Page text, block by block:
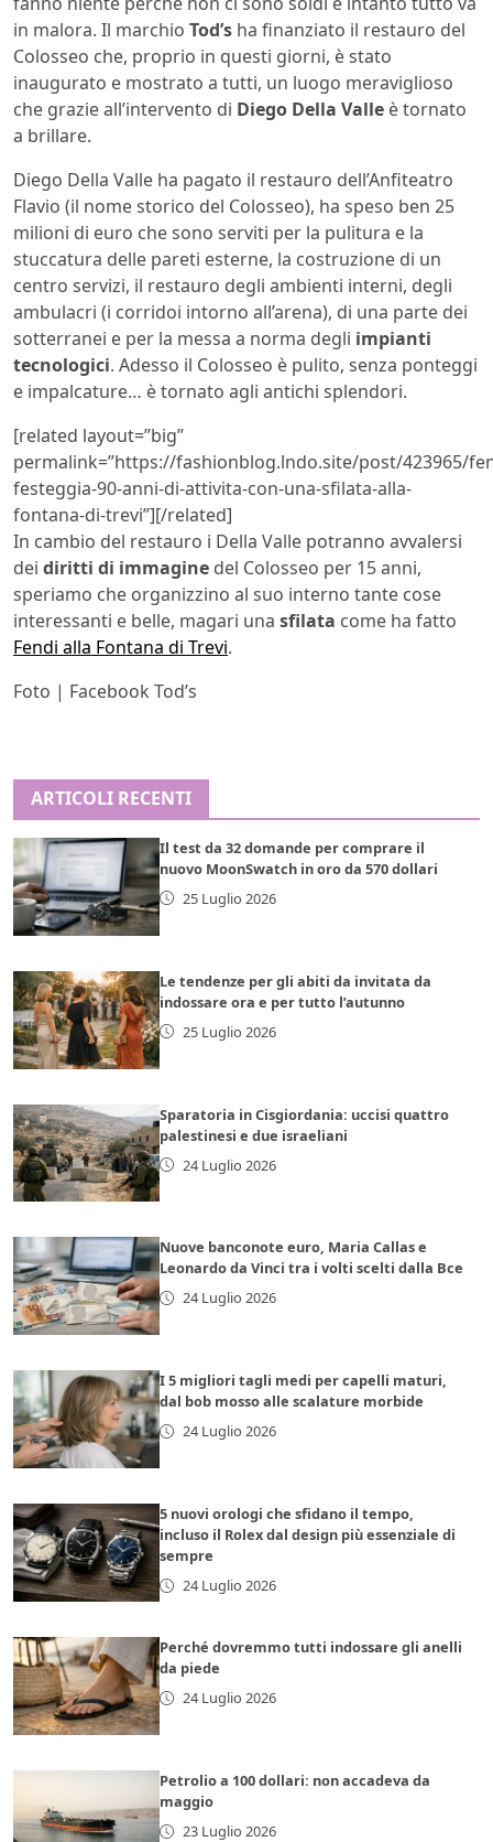
in malora. Il marchio Tod’s ha finanziato il restauro del
Colosseo che, proprio in questi giorni, è stato
inaugurato e mostrato a tutti, un luogo meraviglioso
che grazie all’intervento di Diego Della Valle è tornato
a brillare.
Diego Della Valle ha pagato il restauro dell’Anfiteatro
Flavio (il nome storico del Colosseo), ha speso ben 25
milioni di euro che sono serviti per la pulitura e la
stuccatura delle pareti esterne, la costruzione di un
centro servizi, il restauro degli ambienti interni, degli
ambulacri (i corridoi intorno all’arena), di una parte dei
sotterranei e per la messa a norma degli impianti
tecnologici. Adesso il Colosseo è pulito, senza ponteggi
e impalcature… è tornato agli antichi splendori.
[related layout=”big”
permalink=”https://fashionblog.lndo.site/post/423965/
festeggia-90-anni-di-attivita-con-una-sfilata-alla-
fontana-di-trevi”][/related]
In cambio del restauro i Della Valle potranno avvalersi
dei diritti di immagine del Colosseo per 15 anni,
speriamo che organizzino al suo interno tante cose
interessanti e belle, magari una sfilata come ha fatto
Fendi alla Fontana di Trevi.
Foto | Facebook Tod’s
ARTICOLI RECENTI
Il test da 32 domande per comprare il
nuovo MoonSwatch in oro da 570 dollari
25 Luglio 2026
Le tendenze per gli abiti da invitata da
indossare ora e per tutto l’autunno
25 Luglio 2026
Sparatoria in Cisgiordania: uccisi quattro
palestinesi e due israeliani
24 Luglio 2026
Nuove banconote euro, Maria Callas e
Leonardo da Vinci tra i volti scelti dalla Bce
24 Luglio 2026
I 5 migliori tagli medi per capelli maturi,
dal bob mosso alle scalature morbide
24 Luglio 2026
5 nuovi orologi che sfidano il tempo,
incluso il Rolex dal design più essenziale di
sempre
24 Luglio 2026
Perché dovremmo tutti indossare gli anelli
da piede
24 Luglio 2026
Petrolio a 100 dollari: non accadeva da
maggio
23 Luglio 2026